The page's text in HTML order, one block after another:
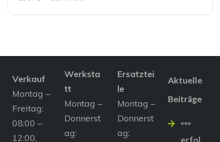
Verkauf
Montag –
Freitag:
08:00 –
12:00,
Werksta
tt
Montag –
Donnerst
ag:
Ersatztei
le
Montag –
Donnerst
ag:
Aktuelle
Beiträge
***
erfol